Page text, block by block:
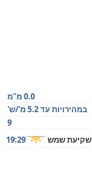
0.0 מ"מ
במהירויות עד 5.2 מ'/ש'
9
שקיעת שמש 19:29